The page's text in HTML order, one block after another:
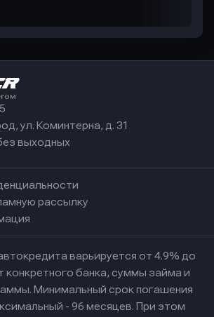
ул. Коминтерна, д. 31
выходных
рассылку
варьируется от 4.9% до
конкретного банка, суммы займа и
Минимальный срок погашения
- 96 месяцев. При этом